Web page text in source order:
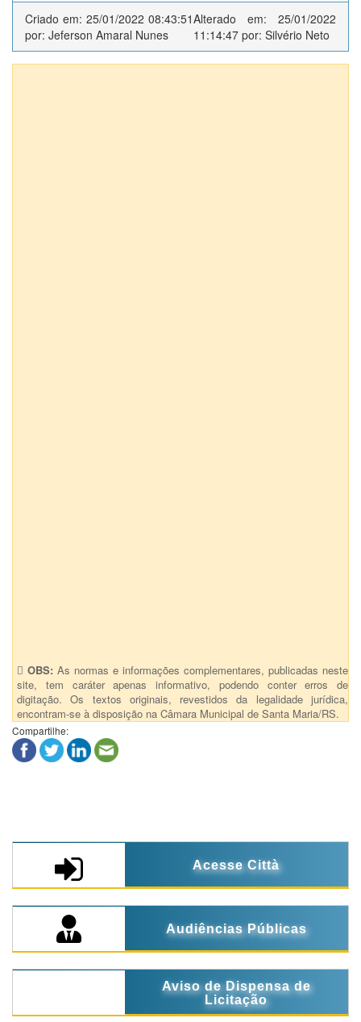
Criado em: 25/01/2022 08:43:51
por: Jeferson Amaral Nunes
Alterado em: 25/01/2022
11:14:47 por: Silvério Neto
OBS: As normas e informações complementares, publicadas neste
site, tem caráter apenas informativo, podendo conter erros de
digitação. Os textos originais, revestidos da legalidade jurídica,
encontram-se à disposição na Câmara Municipal de Santa Maria/RS.
Compartilhe:
Acesse Città
Audiências Públicas
Aviso de Dispensa de
Licitação